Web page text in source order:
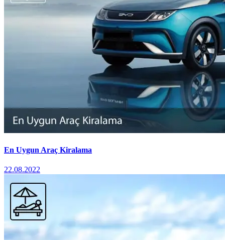
En Uygun Araç Kiralama
22.08.2022